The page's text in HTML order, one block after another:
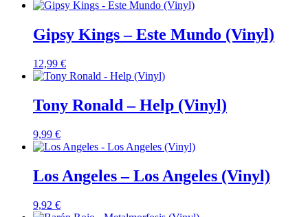
Gipsy Kings – Este Mundo (Vinyl)
12,99 €
Tony Ronald – Help (Vinyl)
9,99 €
Los Angeles – Los Angeles (Vinyl)
9,92 €